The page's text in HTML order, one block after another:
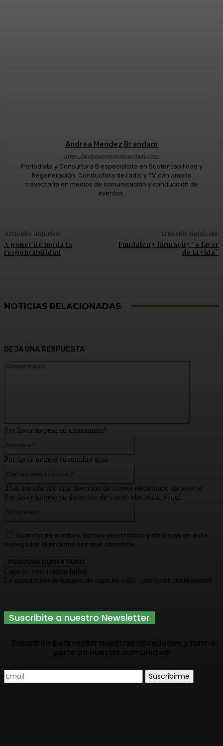
Andrea Mendez Brandam
https://andreamendezbrandam.com/
Periodista y Consultora B especialista en Sustentabilidad y
Regeneración. Conductora de radio y TV con amplia
trayectoria en medios de comunicación y conducción de
eventos.
Artículo anterior
A poner de moda la
responsabilidad
Artículo siguiente
Fundaleu y farmacity “a favor
de la vida”
NOTICIAS RELACIONADAS
DEJA UNA RESPUESTA
Por favor ingrese su comentario!
Por favor ingrese su nombre aquí
¡Has introducido una dirección de correo electrónico incorrecta!
Por favor ingrese su dirección de correo electrónico aquí
Guardar mi nombre, correo electrónico y sitio web en este
navegador la próxima vez que comente.
Captcha verification failed!
La puntuación de usuario de captcha falló. ¡por favor contáctenos!
Suscribite a nuestro Newsletter